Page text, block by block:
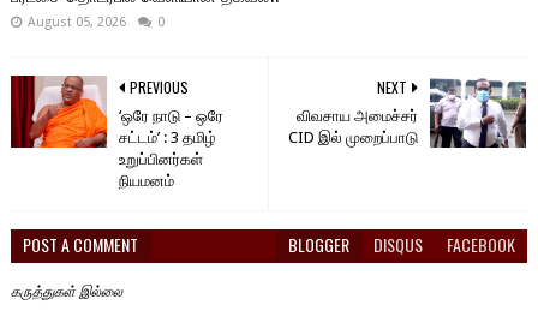
August 05, 2026 0
NEXT
விவசாய அமைச்சர்
CID இல் முறைப்பாடு
PREVIOUS
‘ஒரே நாடு – ஒரே
சட்டம்’ : 3 தமிழ்
உறுப்பினர்கள்
நியமனம்
POST A COMMENT BLOGGER DISQUS FACEBOOK
கருத்துகள் இல்லை